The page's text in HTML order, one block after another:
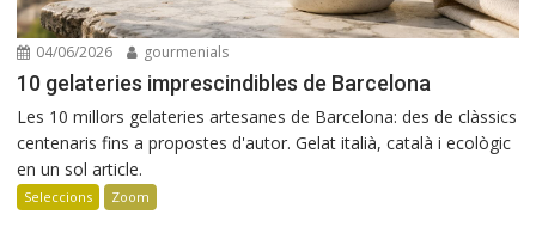
04/06/2026 gourmenials
10 gelateries imprescindibles de Barcelona
Les 10 millors gelateries artesanes de Barcelona: des de clàssics
centenaris fins a propostes d'autor. Gelat italià, català i ecològic
en un sol article.
Seleccions Zoom